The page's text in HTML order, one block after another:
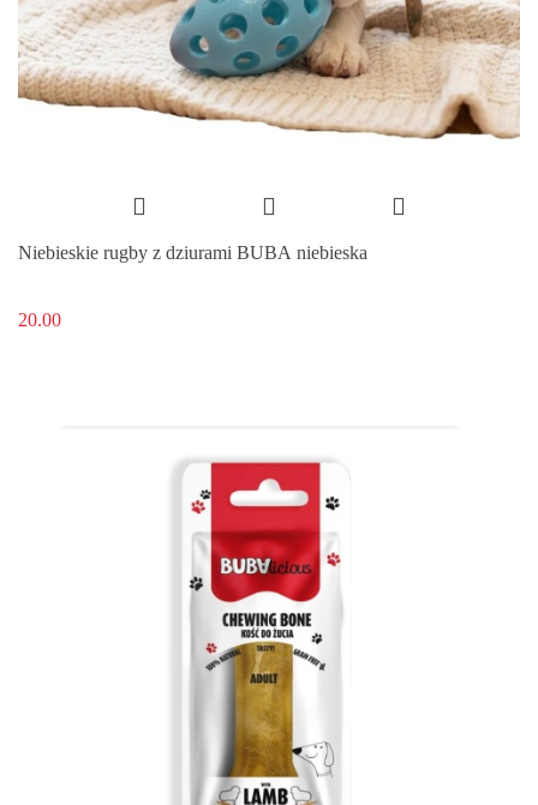
Niebieskie rugby z dziurami BUBA niebieska
20.00